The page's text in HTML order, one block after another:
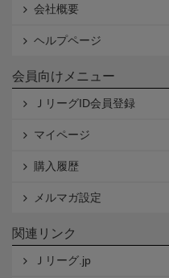
会社概要
ヘルプページ
会員向けメニュー
ＪリーグID会員登録
マイページ
購入履歴
メルマガ設定
関連リンク
Ｊリーグ.jp